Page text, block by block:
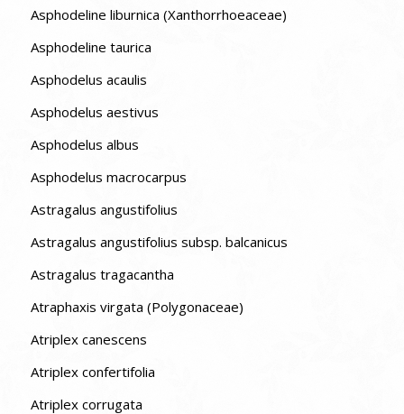
Asphodeline liburnica (Xanthorrhoeaceae)
Asphodeline taurica
Asphodelus acaulis
Asphodelus aestivus
Asphodelus albus
Asphodelus macrocarpus
Astragalus angustifolius
Astragalus angustifolius subsp. balcanicus
Astragalus tragacantha
Atraphaxis virgata (Polygonaceae)
Atriplex canescens
Atriplex confertifolia
Atriplex corrugata